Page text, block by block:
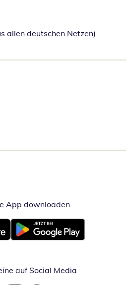
allen deutschen Netzen)
App downloadenÖffnet in
Fenster
Öffnet in neuem Fenster
auf Social Media